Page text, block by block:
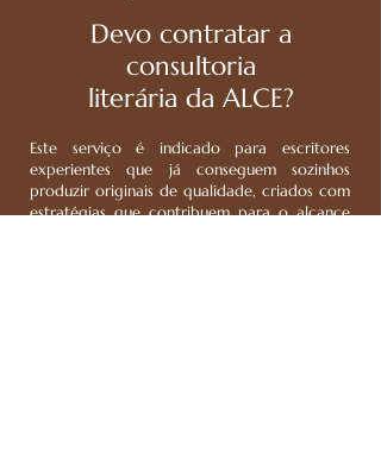
Devo contratar a
consultoria
literária da ALCE?
Este serviço é indicado para escritores
experientes que já conseguem sozinhos
produzir originais de qualidade, criados com
estratégias que contribuem para o alcance